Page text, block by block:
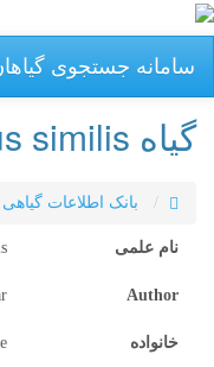
سامانه جستجوی
گیاه Leptocarpus similis
بانک اطلاعات گیاهی
نام علمی
Author
خانواده